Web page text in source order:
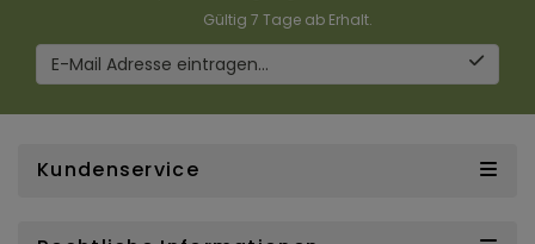
Gültig 7 Tage ab Erhalt.
E-Mail Adresse eintragen...
Kundenservice